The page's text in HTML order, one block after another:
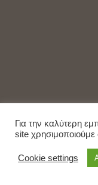
Για την καλύτερη
site
Cookie settings